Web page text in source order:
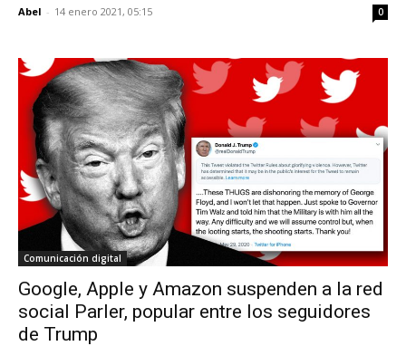
Abel - 14 enero 2021, 05:15 0
Comunicación digital
Google, Apple y Amazon suspenden a la red
social Parler, popular entre los seguidores
de Trump